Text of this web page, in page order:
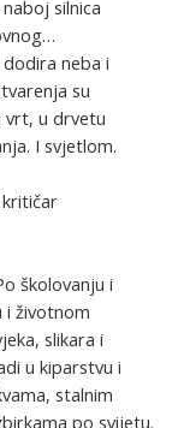
silnica
neba i
su
vrt, u drvetu
I svjetlom.
školovanju i
i životnom
slikara i
u kiparstvu i
stalnim
po svijetu.